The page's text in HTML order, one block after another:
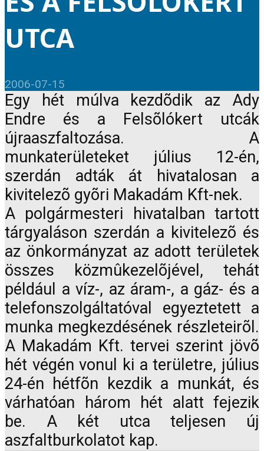
UTCA
2006-07-15
Egy hét múlva kezdõdik az Ady
Endre és a Felsõlókert utcák
újraaszfaltozása. A
munkaterületeket július 12-én,
szerdán adták át hivatalosan a
kivitelezõ gyõri Makadám Kft-nek.
A polgármesteri hivatalban tartott
tárgyaláson szerdán a kivitelezõ és
az önkormányzat az adott területek
összes közmûkezelõjével, tehát
például a víz-, az áram-, a gáz- és a
telefonszolgáltatóval egyeztetett a
munka megkezdésének részleteirõl.
A Makadám Kft. tervei szerint jövõ
hét végén vonul ki a területre, július
24-én hétfõn kezdik a munkát, és
várhatóan három hét alatt fejezik
be. A két utca teljesen új
aszfaltburkolatot kap.